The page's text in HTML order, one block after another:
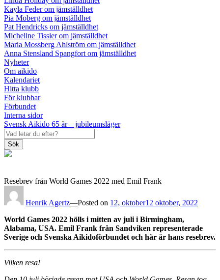
Kayla Feder om jämställdhet
Pia Moberg om jämställdhet
Pat Hendricks om jämställdhet
Micheline Tissier om jämställdhet
Maria Mossberg Ahlström om jämställdhet
Anna Stensland Spangfort om jämställdhet
Nyheter
Om aikido
Kalendariet
Hitta klubb
För klubbar
Förbundet
Interna sidor
Svensk Aikido 65 år – jubileumsläger
Sök
Resebrev från World Games 2022 med Emil Frank
Henrik Agertz—Posted on 12, oktober12 oktober, 2022
World Games 2022 hölls i mitten av juli i Birmingham,
Alabama, USA. Emil Frank från Sandviken representerade
Sverige och Svenska Aikidoförbundet och här är hans resebrev.
Vilken resa!